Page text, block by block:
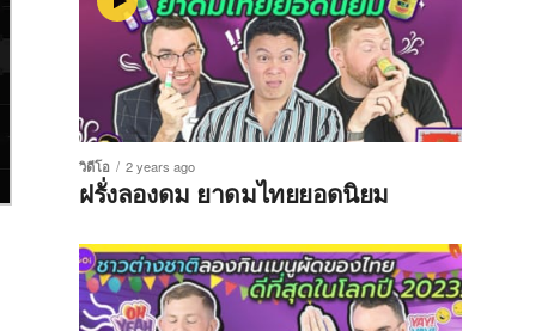
วิดีโอ 2 years ago
ฝรั่งลองดม ยาดมไทยยอดนิยม